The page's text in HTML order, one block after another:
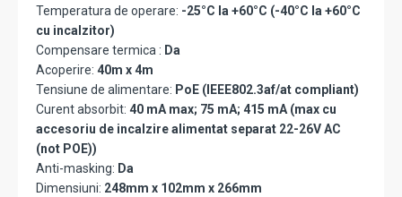
Temperatura de operare: -25°C la +60°C (-40°C la +60°C
cu incalzitor)
Compensare termica : Da
Acoperire: 40m x 4m
Tensiune de alimentare: PoE (IEEE802.3af/at compliant)
Curent absorbit: 40 mA max; 75 mA; 415 mA (max cu
accesoriu de incalzire alimentat separat 22-26V AC
(not POE))
Anti-masking: Da
Dimensiuni: 248mm x 102mm x 266mm